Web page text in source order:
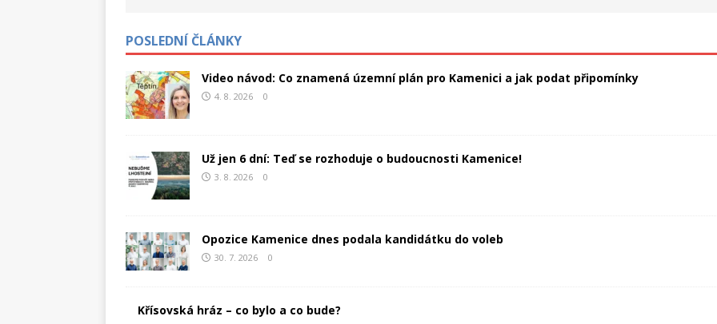
POSLEDNÍ ČLÁNKY
Video návod: Co znamená územní plán pro Kamenici a jak podat připomínky
4. 8. 2026 0
Už jen 6 dní: Teď se rozhoduje o budoucnosti Kamenice!
3. 8. 2026 0
Opozice Kamenice dnes podala kandidátku do voleb
30. 7. 2026 0
Křísovská hráz – co bylo a co bude?